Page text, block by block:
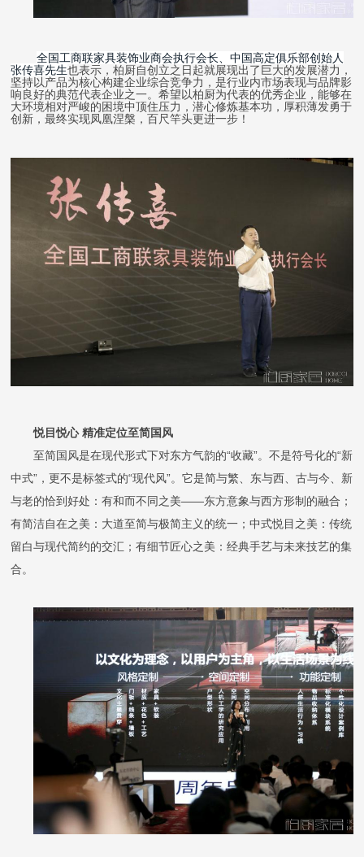
全国工商联家具装饰业商会执行会长、中国高定俱乐部创始人
张传喜先生也表示，柏厨自创立之日起就展现出了巨大的发展潜力，
坚持以产品为核心构建企业综合竞争力，是行业内市场表现与品牌影
响良好的典范代表企业之一。希望以柏厨为代表的优秀企业，能够在
大环境相对严峻的困境中顶住压力，潜心修炼基本功，厚积薄发勇于
创新，最终实现凤凰涅槃，百尺竿头更进一步！
悦目悦心 精准定位至简国风
至简国风是在现代形式下对东方气韵的“收藏”。不是符号化的“新
中式”，更不是标签式的“现代风”。它是简与繁、东与西、古与今、新
与老的恰到好处：有和而不同之美——东方意象与西方形制的融合；
有简洁自在之美：大道至简与极简主义的统一；中式悦目之美：传统
留白与现代简约的交汇；有细节匠心之美：经典手艺与未来技艺的集
合。